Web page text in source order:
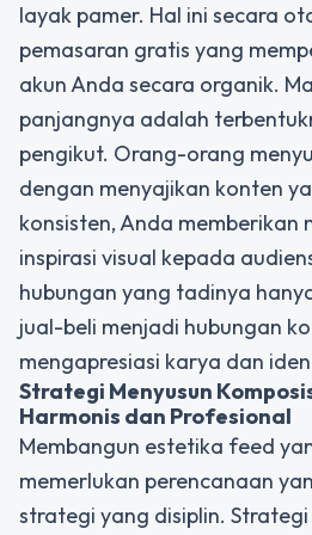
layak pamer. Hal ini secara
pemasaran gratis yang
akun Anda secara organik.
panjangnya adalah
pengikut. Orang-orang
dengan menyajikan konten
konsisten, Anda memberikan
inspirasi visual kepada
hubungan yang tadinya
jual-beli menjadi hubungan
mengapresiasi karya dan
Strategi Menyusun
Harmonis dan Profesional
Membangun estetika feed
memerlukan perencanaan
strategi yang disiplin.